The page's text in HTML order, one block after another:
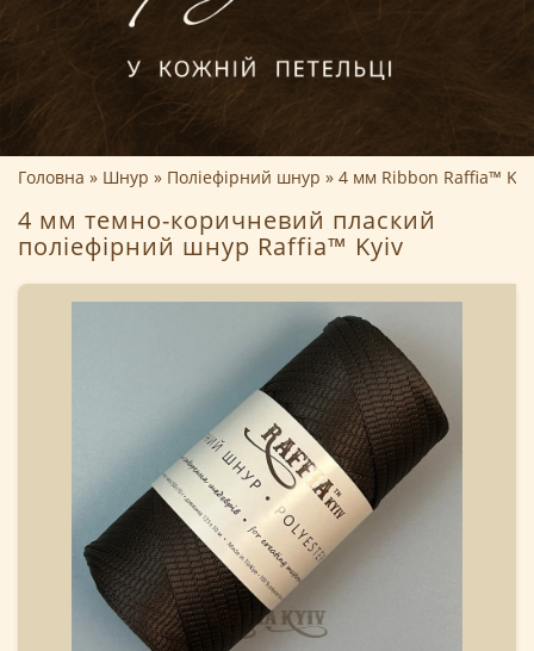
Головна Шнур Поліефірний шнур 4 мм Ribbon Raffia™
4 мм темно-коричневий плаский
поліефірний шнур Raffia™ Kyiv